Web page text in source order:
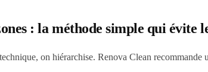
: la méthode simple qui évite
on hiérarchise. Renova Clean